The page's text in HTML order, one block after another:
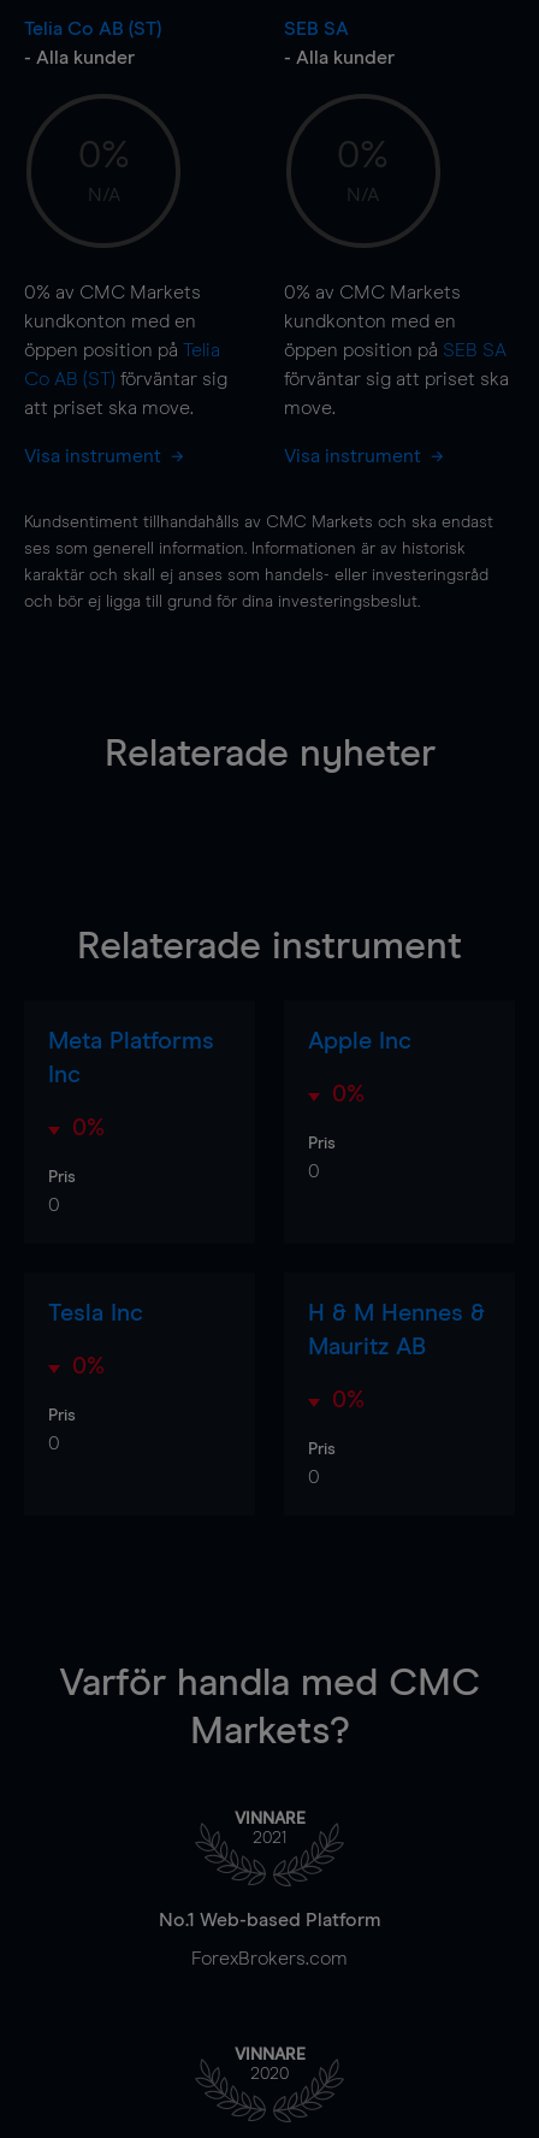
Telia Co AB (ST)
- Alla kunder
0%
N/A
0% av CMC Markets
kundkonton med en
öppen position på Telia
Co AB (ST) förväntar sig
att priset ska move.
Visa instrument
SEB SA
- Alla kunder
0%
N/A
0% av CMC Markets
kundkonton med en
öppen position på SEB SA
förväntar sig att priset ska
move.
Visa instrument
Kundsentiment tillhandahålls av CMC Markets och ska endast
ses som generell information. Informationen är av historisk
karaktär och skall ej anses som handels- eller investeringsråd
och bör ej ligga till grund för dina investeringsbeslut.
Relaterade nyheter
Relaterade instrument
Meta Platforms
Inc
0%
Pris
0
Apple Inc
0%
Pris
0
Tesla Inc
0%
Pris
0
H & M Hennes &
Mauritz AB
0%
Pris
0
Varför handla med CMC
Markets?
VINNARE
2021
No.1 Web-based Platform
ForexBrokers.com
VINNARE
2020